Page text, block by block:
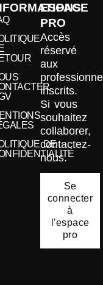
DE
ESPACE
PRO
Accès
réservé
aux
inscrits.
Si vous
souhaitez
collaborer,
contactez-
nous.
Se
connecter
à
l'espace
pro